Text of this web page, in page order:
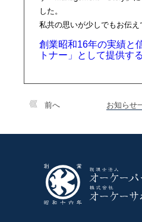
した。
私共の思いが少しでもお伝え
創業昭和16年の実績と
トナー」として提供する
前へ お知らせ